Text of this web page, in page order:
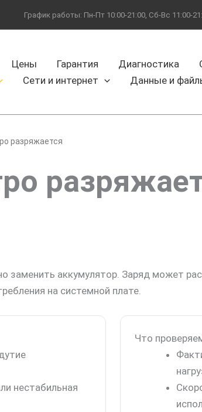
График работы: Пн-Пт 10:00-21:00, Сб-Вс 11:00-
Цены Гарантия Диагностика
Сети и интернет Данные и
разряжается
заменить аккумулятор. Заряд может
на системной плате.
нестабильная
Что